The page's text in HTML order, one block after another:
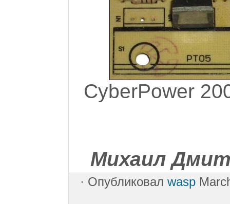
CyberPower
Михаил
· Опубликовал wasp